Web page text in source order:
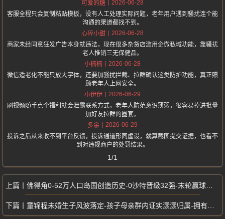
可爱的糖
2026-06-28
客服全程只会复制粘贴模板，没有人工处理实际问题，老年用户遇到骚扰连个能
沟通的渠道都找不到。
心碎小甜
2026-06-28
商家未经同意狂发广告本身就违法，现在很多杂货店滥用企微私域功能，靠骚扰
老人推销三无保健品。
小楠楠
2026-06-28
微信适老化不能只放大字体，还要加骚扰拦截、拉群确认这类防护功能，真正照
顾老年人上网安全。
小伊伊
2026-06-29
刷视频随手点个福利就会泄露联系方式，老年人防范意识薄弱，很容易掉进批量
加好友拉群的圈套。
多余
2026-06-29
投诉之后从来收不到平台反馈，投诉通道形同虚设，就算截图提交证据，也看不
到对违规商户的处罚结果。
1/1
佛得角0-52万人口岛国创造历史-0沙特晋级32强-末轮赢球小组出线
童锦程未婚生子风波落定-孩子母亲群内证实漾漾归属-拥有完整法律身份